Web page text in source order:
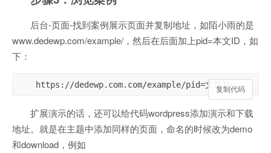
后台-页面-找到案例展示页面并复制地址，如陌小雨的是
www.dedewp.com/example/，然后在后面加上pid=本文ID，如
下：
复制代码
https://dedewp.com.com/example/pid=文章ID
扩展演示的话，还可以给代码wordpress添加演示和下载
地址。就是在主题中添加同样的页面，命名的时候改为demo
和download，例如